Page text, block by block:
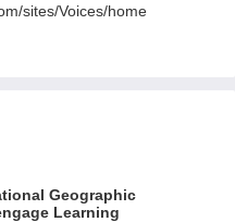
sites/Voices/home
Geographic
Learning